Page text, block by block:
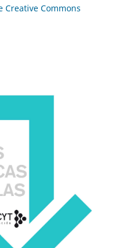
Creative Commons